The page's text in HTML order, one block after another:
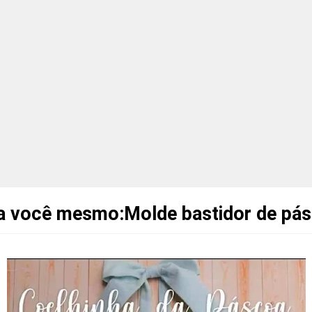
você mesmo:Molde bastidor de